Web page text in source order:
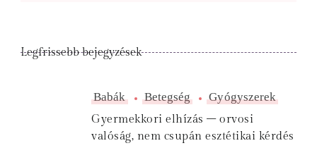
Legfrissebb bejegyzések
Babák Betegség
Gyógyszerek
Gyermekkori elhízás – orvosi
valóság, nem csupán esztétikai kérdés